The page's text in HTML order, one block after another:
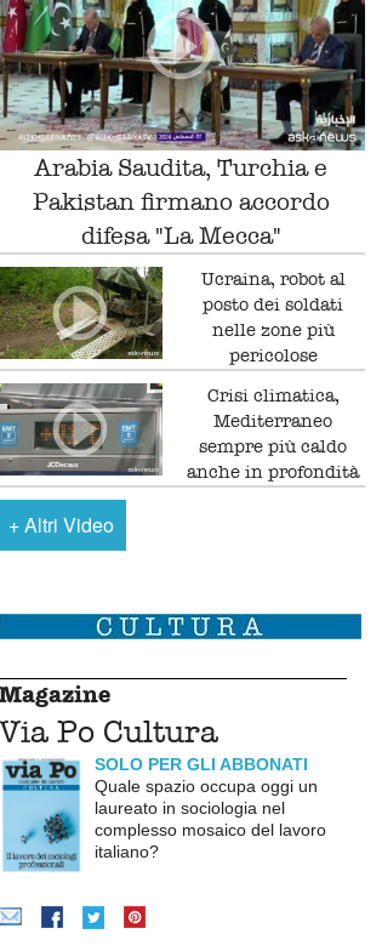
Arabia Saudita, Turchia e
Pakistan firmano accordo
difesa "La Mecca"
Ucraina, robot al
posto dei soldati
nelle zone più
pericolose
Crisi climatica,
Mediterraneo
sempre più caldo
anche in profondità
+Altri Video
Po Cultura
SOLO PER GLI ABBONATI
Quale spazio occupa oggi un
laureato in sociologia nel
complesso mosaico del lavoro
italiano?